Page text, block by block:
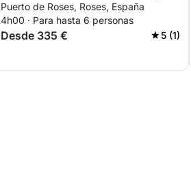
rincones secretos del
Mediterráneo.
Puerto de Roses, Roses, España
4h00 · Para hasta 6 personas
Desde 335 € 5 (1)